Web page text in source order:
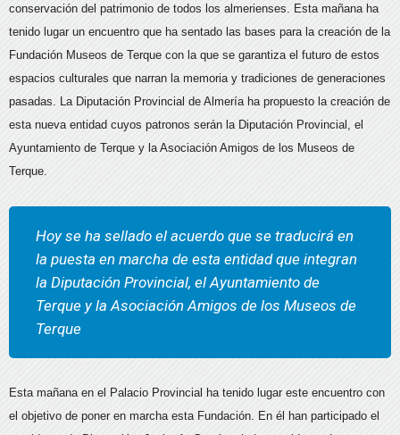
conservación del patrimonio de todos los almerienses. Esta mañana ha
tenido lugar un encuentro que ha sentado las bases para la creación de la
Fundación Museos de Terque con la que se garantiza el futuro de estos
espacios culturales que narran la memoria y tradiciones de generaciones
pasadas. La Diputación Provincial de Almería ha propuesto la creación de
esta nueva entidad cuyos patronos serán la Diputación Provincial, el
Ayuntamiento de Terque y la Asociación Amigos de los Museos de
Terque.
Hoy se ha sellado el acuerdo que se traducirá en
la puesta en marcha de esta entidad que integran
la Diputación Provincial, el Ayuntamiento de
Terque y la Asociación Amigos de los Museos de
Terque
Esta mañana en el Palacio Provincial ha tenido lugar este encuentro con
el objetivo de poner en marcha esta Fundación. En él han participado el